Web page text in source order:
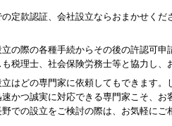
定款認証、会社設立ならおまかせく
立の際の各種手続からその後の許認可
も税理士、社会保険労務士等と協力し、
はどの専門家に依頼してもできます
速かつ誠実に対応できる専門家こそ、
での設立をご検討の際は、お気軽にご